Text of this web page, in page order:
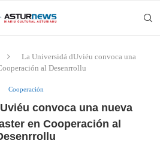
La Universidá dUviéu convoca una
al Desenrrollu
Cooperación
convoca una nueva
en Cooperación al